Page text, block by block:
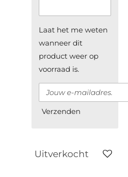
Laat het me weten
wanneer dit
product weer op
voorraad is.
Verzenden
Uitverkocht